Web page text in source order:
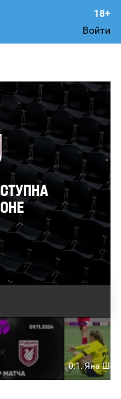
Войти
0:1. Яна